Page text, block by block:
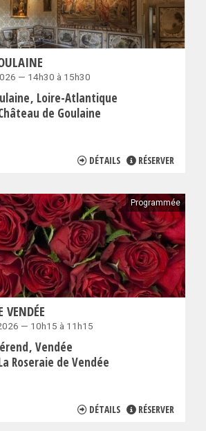
— 14h30 à 15h30
Loire-Atlantique
de Goulaine
DÉTAILS RÉSERVER
Programmée
VENDÉE
— 10h15 à 11h15
Vendée
Roseraie de Vendée
DÉTAILS RÉSERVER